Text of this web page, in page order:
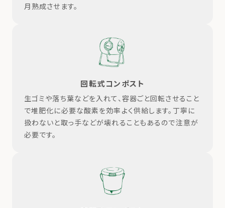
月熟成させます。
回転式コンポスト
生ゴミや落ち葉などを入れて、容器ごと回転させること
で堆肥化に必要な酸素を効率よく供給します。丁寧に
扱わないと取っ手などが壊れることもあるので注意が
必要です。